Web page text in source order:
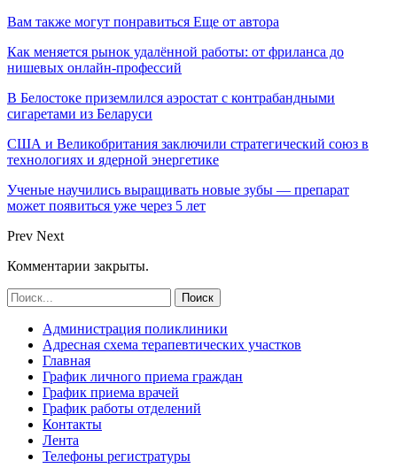
Вам также могут понравиться Еще от автора
Как меняется рынок удалённой работы: от фриланса до
нишевых онлайн-профессий
В Белостоке приземлился аэростат с контрабандными
сигаретами из Беларуси
США и Великобритания заключили стратегический союз в
технологиях и ядерной энергетике
Ученые научились выращивать новые зубы — препарат
может появиться уже через 5 лет
Prev Next
Комментарии закрыты.
Администрация поликлиники
Адресная схема терапевтических участков
Главная
График личного приема граждан
График приема врачей
График работы отделений
Контакты
Лента
Телефоны регистратуры